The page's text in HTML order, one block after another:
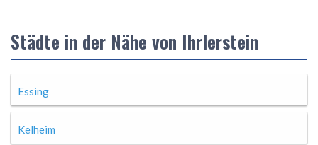
Städte in der Nähe von Ihrlerstein
Essing
Kelheim